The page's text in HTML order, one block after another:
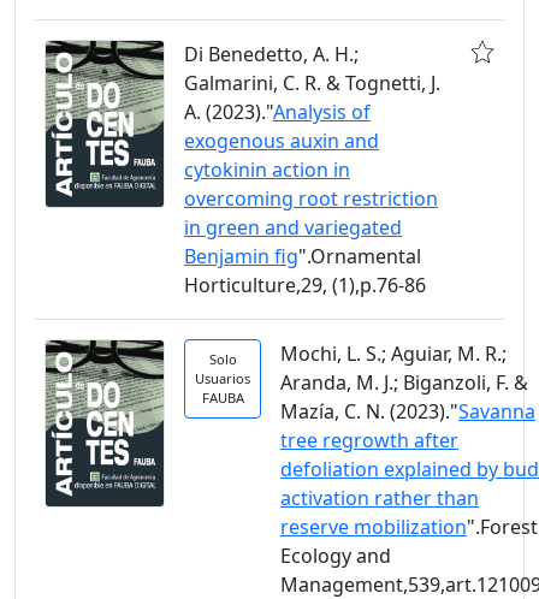
Di Benedetto, A. H.;
Galmarini, C. R. & Tognetti, J.
A. (2023)."Analysis of
exogenous auxin and
cytokinin action in
overcoming root restriction
in green and variegated
Benjamin fig".Ornamental
Horticulture,29, (1),p.76-86
Solo
Usuarios
FAUBA
Mochi, L. S.; Aguiar, M. R.;
Aranda, M. J.; Biganzoli, F. &
Mazía, C. N. (2023)."Savanna
tree regrowth after
defoliation explained by bud
activation rather than
reserve mobilization".Forest
Ecology and